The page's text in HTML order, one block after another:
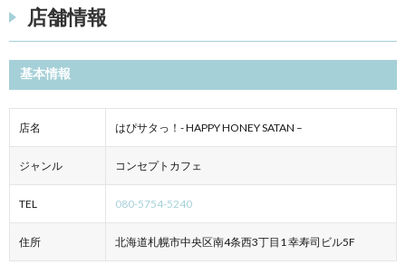
店舗情報
基本情報
店名 はぴサタっ！- HAPPY HONEY SATAN –
ジャンル コンセプトカフェ
TEL 080-5754-5240
住所 北海道札幌市中央区南4条西3丁目1 幸寿司ビル5F